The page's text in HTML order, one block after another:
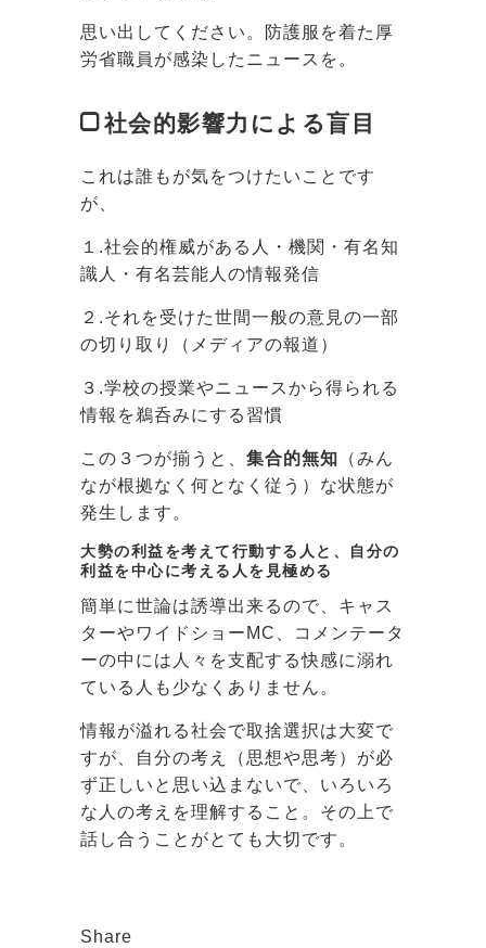
思い出してください。防護服を着た厚
労省職員が感染したニュースを。
社会的影響力による盲目
これは誰もが気をつけたいことです
が、
１.社会的権威がある人・機関・有名知
識人・有名芸能人の情報発信
２.それを受けた世間一般の意見の一部
の切り取り（メディアの報道）
３.学校の授業やニュースから得られる
情報を鵜呑みにする習慣
この３つが揃うと、 集合的無知 （みん
なが根拠なく何となく従う）な状態が
発生します。
大勢の利益を考えて行動する人と、自分の
利益を中心に考える人を見極める
簡単に世論は誘導出来るので、キャス
ターやワイドショーMC、コメンテータ
ーの中には人々を支配する快感に溺れ
ている人も少なくありません。
情報が溢れる社会で取捨選択は大変で
すが、自分の考え（思想や思考）が必
ず正しいと思い込まないで、いろいろ
な人の考えを理解すること。その上で
話し合うことがとても大切です。
Share